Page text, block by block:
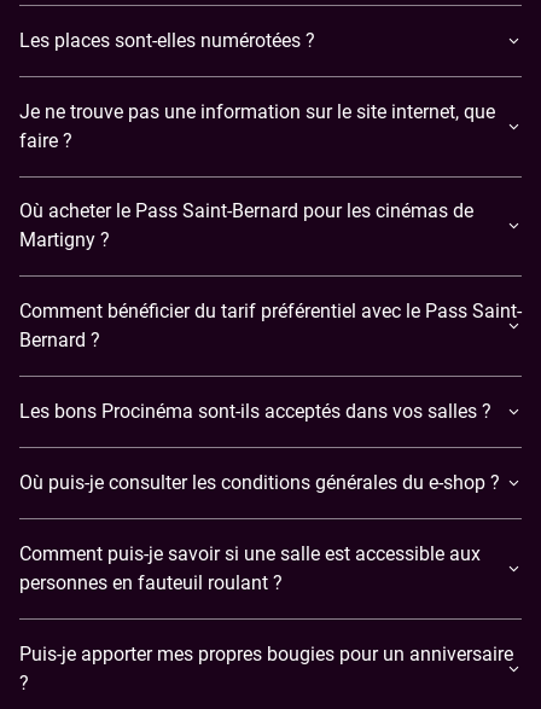
Les places sont-elles numérotées ?
Je ne trouve pas une information sur le site internet, que
faire ?
Où acheter le Pass Saint-Bernard pour les cinémas de
Martigny ?
Comment bénéficier du tarif préférentiel avec le Pass Saint-
Bernard ?
Les bons Procinéma sont-ils acceptés dans vos salles ?
Où puis-je consulter les conditions générales du e-shop ?
Comment puis-je savoir si une salle est accessible aux
personnes en fauteuil roulant ?
Puis-je apporter mes propres bougies pour un anniversaire
?